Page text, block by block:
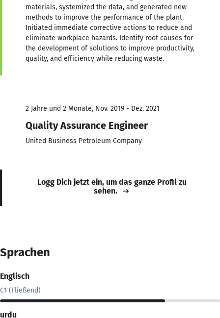
materials, systemized the data, and generated new
methods to improve the performance of the plant.
Initiated immediate corrective actions to reduce and
eliminate workplace hazards. Identify root causes for
the development of solutions to improve productivity,
quality, and efficiency while reducing waste.
2 Jahre und 2 Monate, Nov. 2019 - Dez. 2021
Quality Assurance Engineer
United Business Petroleum Company
Logg Dich jetzt ein, um das ganze Profil zu
sehen.
Sprachen
Englisch
C1 (Fließend)
urdu